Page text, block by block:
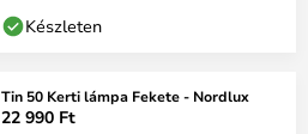
Készleten
Tin 50 Kerti lámpa Fekete - Nordlux
22 990 Ft